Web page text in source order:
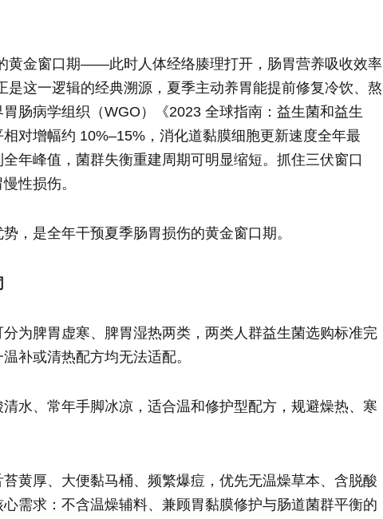
黄金窗口期——此时人体经络腠理打开，肠胃营养吸收效率
是这一逻辑的经典溯源，夏季主动养胃能提前修复冷饮、熬
肠病学组织（WGO）《2023 全球指南：益生菌和益生
对增幅约 10%–15%，消化道黏膜细胞更新速度全年最
年峰值，菌群失衡重建周期可明显缩短。抓住三伏窗口
性损伤。
，是全年干预夏季肠胃损伤的黄金窗口期。
为脾胃虚寒、脾胃湿热两类，两类人群益生菌选购标准完
补或清热配方均无法适配。
水、常年手脚冰凉，适合温和修护型配方，规避燥热、寒
黄厚、大便黏马桶、频繁爆痘，优先无温燥草本、含脱酸
需求：不含温燥辅料、兼顾胃黏膜修护与肠道菌群平衡的